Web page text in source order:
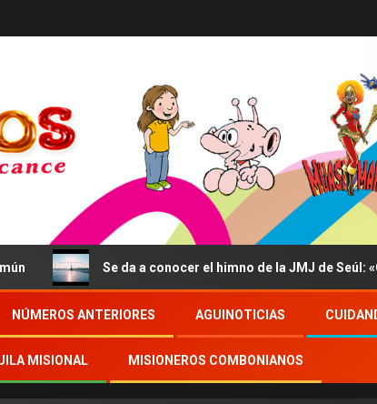
Se da a conocer el himno de la JMJ de Seúl:
NÚMEROS ANTERIORES AGUINOTICIAS
MISIONAL MISIONEROS COMBONIANOS